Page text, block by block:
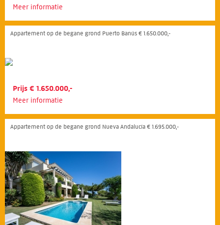
Meer informatie
Appartement op de begane grond Puerto Banús € 1.650.000,-
Prijs € 1.650.000,-
Meer informatie
Appartement op de begane grond Nueva Andalucía € 1.695.000,-